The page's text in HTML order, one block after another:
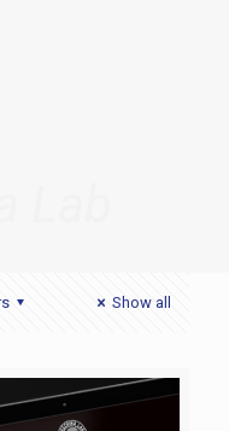
Show all